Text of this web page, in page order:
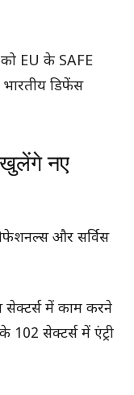
EU के SAFE
डिफेंस
नए
और सर्विस
सेक्टर्स में काम करने
सेक्टर्स में एंट्री